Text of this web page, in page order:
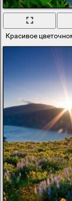
Красивое